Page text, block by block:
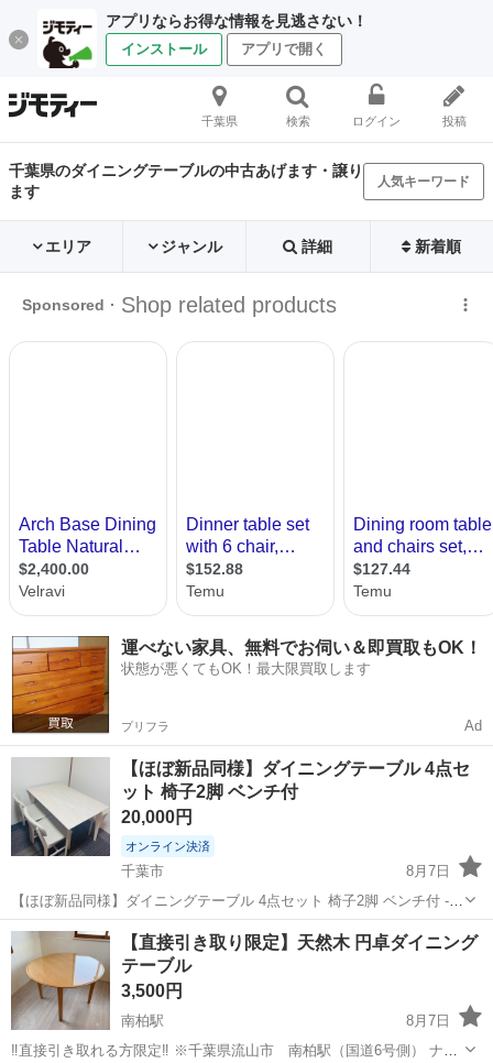
アプリならお得な情報を見逃さない！
インストール アプリで開く
千葉県 検索 ログイン 投稿
千葉県のダイニングテーブルの中古あげます・譲り
ます
人気キーワード
エリア ジャンル 詳細 新着順
運べない家具、無料でお伺い＆即買取もOK！
状態が悪くてもOK！最大限買取します
プリフラ Ad
【ほぼ新品同様】ダイニングテーブル 4点セ
ット 椅子2脚 ベンチ付
20,000円
オンライン決済
千葉市
8月7日
【ほぼ新品同様】ダイニングテーブル 4点セット 椅子2脚 ベンチ付 -
テーブルサイズ: 幅120cm x 奥行75cm x 高さ72cm ご覧いただきあり
がとうございます。
千葉 千葉市 テーブル
【直接引き取り限定】天然木 円卓ダイニング
テーブル
3,500円
南柏駅
8月7日
‼️直接引き取れる方限定‼️ ※千葉県流山市 南柏駅（国道6号側） ナチ